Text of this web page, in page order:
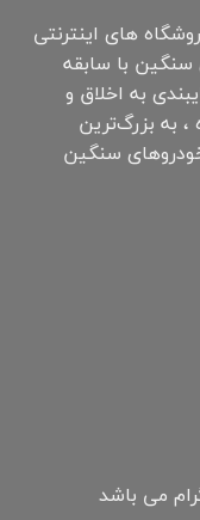
های اینترنتی
سنگین با سابقه
به اخلاق و
به بزرگ‌ترین
سنگین
می باشد